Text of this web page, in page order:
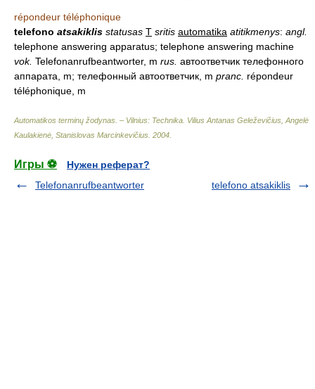
répondeur téléphonique
telefono atsakiklis statusas T sritis automatika atitikmenys: angl.
telephone answering apparatus; telephone answering machine
vok. Telefonanrufbeantworter, m rus. автоответчик телефонного
аппарата, m; телефонный автоответчик, m pranc. répondeur
téléphonique, m
Automatikos terminų žodynas. – Vilnius: Technika Vilius Antanas Geleževičius, Angelė
Kaulakienė, Stanislovas Marcinkevičius 2004
Игры ⚽
Нужен реферат?
Telefonanrufbeantworter
telefono atsakiklis